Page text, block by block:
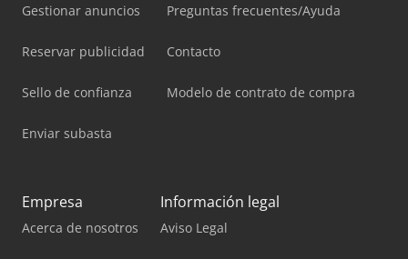
Gestionar anuncios
Reservar publicidad
Sello de confianza
Enviar subasta
Preguntas frecuentes/Ayuda
Contacto
Modelo de contrato de compra
Empresa
Acerca de nosotros
Información legal
Aviso Legal